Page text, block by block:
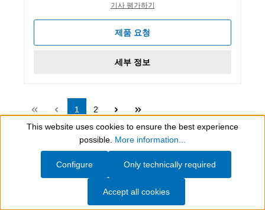
기사 평가하기
제품 요청
세부 정보
Page
1 Page
2
WEICON South East Asia Pte Ltd
Show toolbar
This website uses cookies to ensure the best experience
possible. More information...
Only technically required
Configure
Accept all cookies